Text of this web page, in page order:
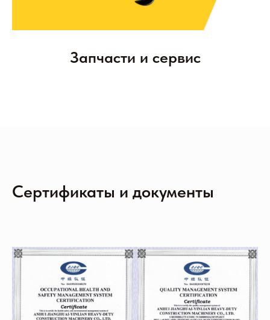
Запчасти и сервис
Сертификаты и документы